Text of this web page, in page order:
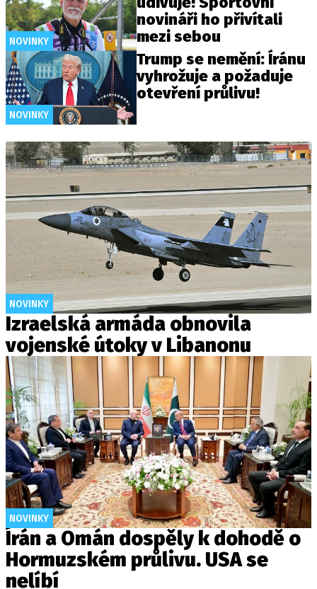
NOVINKY
novináři ho přivítali
mezi sebou
NOVINKY
Trump se nemění: Íránu
vyhrožuje a požaduje
otevření průlivu!
NOVINKY
Izraelská armáda obnovila
vojenské útoky v Libanonu
NOVINKY
Írán a Omán dospěly k dohodě o
Hormuzském průlivu. USA se
nelíbí